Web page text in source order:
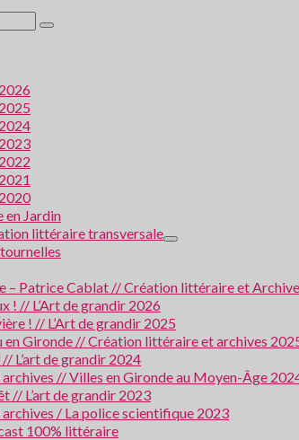
en Jardin
littéraire transversale
– Patrice Cablat // Création littéraire et
! // L’Art de grandir 2026
! // L’Art de grandir 2025
en Gironde // Création littéraire et archives
L’art de grandir 2024
// Villes en Gironde au Moyen-Âge
// L’art de grandir 2023
/ La police scientifique 2023
100% littéraire